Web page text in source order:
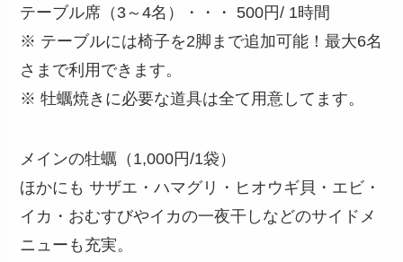
テーブル席（3～4名）・・・ 500円/ 1時間
※ テーブルには椅子を2脚まで追加可能！最大6名
さまで利用できます。
※ 牡蠣焼きに必要な道具は全て用意してます。
メインの牡蠣（1,000円/1袋）
ほかにも サザエ・ハマグリ・ヒオウギ貝・エビ・
イカ・おむすびやイカの一夜干しなどのサイドメ
ニューも充実。